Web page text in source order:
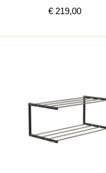
€ 219,00